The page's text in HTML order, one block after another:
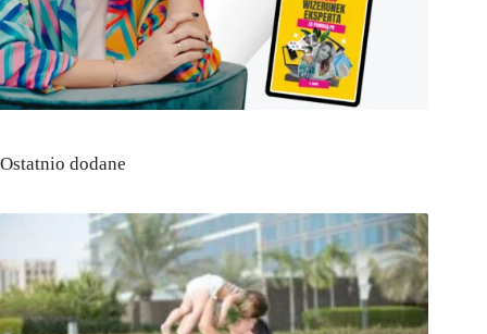
Ostatnio dodane